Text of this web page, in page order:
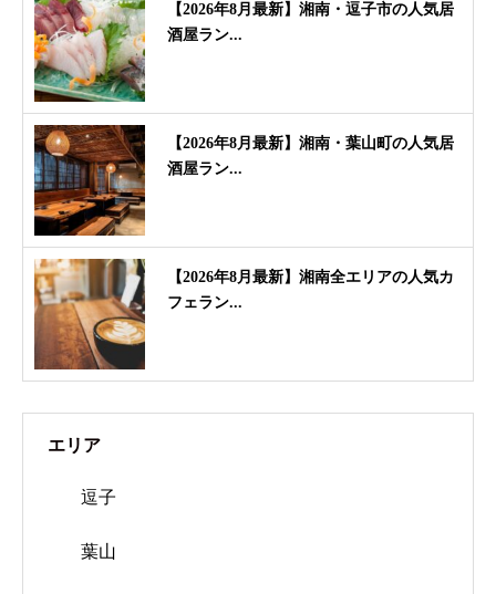
【2026年8月最新】湘南・逗子市の人気居
酒屋ラン...
【2026年8月最新】湘南・葉山町の人気居
酒屋ラン...
【2026年8月最新】湘南全エリアの人気カ
フェラン...
エリア
逗子
葉山